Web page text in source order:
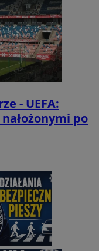
- UEFA:
po